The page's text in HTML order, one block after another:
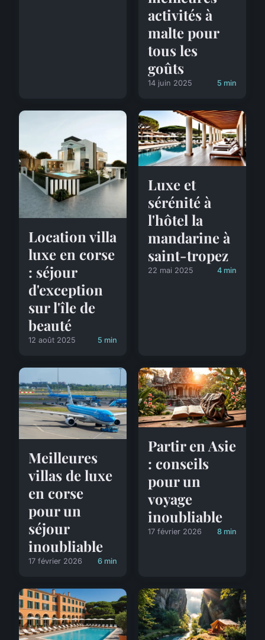
activités à
malte pour
tous les
goûts
14 juin 2025 5 min
Location villa
luxe en corse
: séjour
d'exception
sur l'île de
beauté
12 août 2025 5 min
Luxe et
sérénité à
l'hôtel la
mandarine à
saint-tropez
22 mai 2025 4 min
Meilleures
villas de luxe
en corse
pour un
séjour
inoubliable
17 février 2026 6 min
Partir en Asie
: conseils
pour un
voyage
inoubliable
17 février 2026 8 min